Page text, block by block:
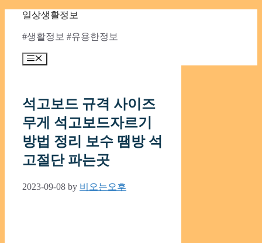
content
일상생활정보
#생활정보 #유용한정보
Menu
석고보드 규격 사이즈
무게 석고보드자르기
방법 정리 보수 땜방 석
고절단 파는곳
2023-09-08 by 비오는오후